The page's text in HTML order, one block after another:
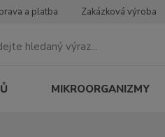
a platba Zakázková výroba
MIKROORGANIZMY